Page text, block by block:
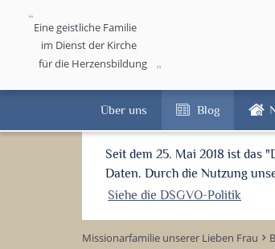
Eine geistliche Familie
im Dienst der Kirche
für die Herzensbildung
Über uns Blog
Seit dem 25. Mai 2018 ist das
Daten. Durch die Nutzung
Siehe die DSGVO-Politik
Missionarfamilie unserer Lieben Frau keyboard_arrow_right